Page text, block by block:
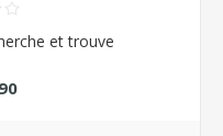
et trouve